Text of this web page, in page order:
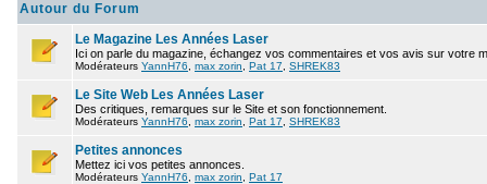
Autour du Forum
Le Magazine Les Années Laser
Ici on parle du magazine, échangez vos commentaires et vos avis sur votre
Modérateurs YannH76 max zorin Pat 17 SHREK83
Le Site Web Les Années Laser
Des critiques, remarques sur le Site et son fonctionnement.
Modérateurs YannH76 max zorin Pat 17 SHREK83
Petites annonces
Mettez ici vos petites annonces.
Modérateurs YannH76 max zorin Pat 17